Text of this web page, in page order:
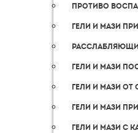
Противо
Гели и мази
Гели и мази
Гели и мази от
Гели и мази
Гели и мази с